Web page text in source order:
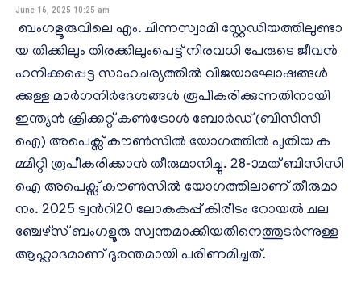
June 16, 2025 10:25 am
ബം​​ഗ​​ളൂ​​രു​​വി​​ലെ എം. ​​ചി​​ന്ന​​സ്വാ​​മി സ്റ്റേ​​ഡി​​യ​​ത്തി​​ലു​​ണ്ടാ​​
യ തി​​ക്കി​​ലും തി​​ര​​ക്കി​​ലുംപെ​​ട്ട് നി​​ര​​വ​​ധി പേ​​രു​​ടെ ജീ​​വ​​ൻ
ഹ​​നി​​ക്ക​​പ്പെ​​ട്ട സാ​​ഹ​​ച​​ര്യ​​ത്തി​​ൽ വി​​ജ​​യാ​​ഘോ​​ഷ​​ങ്ങ​​ൾ​​
ക്കു​​ള്ള മാ​​ർ​​ഗ​​നി​​ർ​​ദേ​​ശ​​ങ്ങ​​ൾ രൂ​​പീ​​ക​​രി​​ക്കു​​ന്ന​​തി​​നാ​​യി
ഇ​​ന്ത്യ​​ൻ ക്രി​​ക്ക​​റ്റ് ക​​ണ്‍​ട്രോ​​ൾ ബോ​​ർ​​ഡ് (ബി​​സി​​സി​​
ഐ) അ​​പെ​​ക്സ് കൗ​​ണ്‍​സി​​ൽ യോ​​ഗ​​ത്തി​​ൽ പു​​തി​​യ ക​​
മ്മി​​റ്റി രൂ​​പീ​​ക​​രി​​ക്കാ​​ൻ തീ​​രു​​മാ​​നി​​ച്ചു. 28-ാമ​​ത് ബി​​സി​​സി​​
ഐ അ​​പെ​​ക്സ് കൗ​​ണ്‍​സി​​ൽ യോ​​ഗ​​ത്തി​​ലാ​​ണ് തീ​​രു​​മാ​​
നം. 2025 ട്വ​​ന്‍റി20 ലോ​​ക​​ക​​പ്പ് കി​​രീ​​ടം റോ​​യ​​ൽ ച​​ല​​
ഞ്ചേ​​ഴ്സ് ബം​​ഗ​​ളൂ​​രു സ്വ​​ന്ത​​മാ​​ക്കി​​യ​​തി​​നെ​​ത്തു​​ട​​ർ​​ന്നു​​ള്ള
ആ​​ഹ്ലാ​​ദ​​മാ​​ണ് ദു​​ര​​ന്ത​​മാ​​യി പ​​രി​​ണ​​മി​​ച്ച​​ത്.